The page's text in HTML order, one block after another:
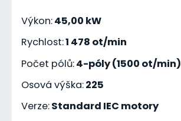
Výkon:45,00 kW
Rychlost:1 478 ot/min
Počet pólů:4-póly (1500 ot/min)
Osová výška:225
Verze:Standard IEC motory